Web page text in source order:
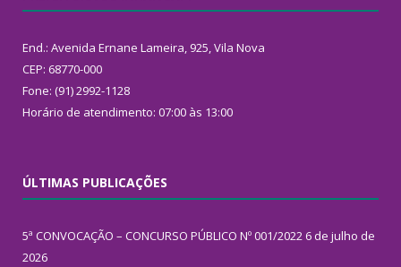
End.: Avenida Ernane Lameira, 925, Vila Nova
CEP: 68770-000
Fone: (91) 2992-1128
Horário de atendimento: 07:00 às 13:00
ÚLTIMAS PUBLICAÇÕES
5ª CONVOCAÇÃO – CONCURSO PÚBLICO Nº 001/2022 6 de julho de
2026